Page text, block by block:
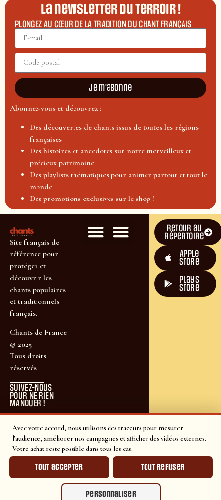
Avec votre accord, nous utilisons des traceurs pour mesurer
l'audience, améliorer nos campagnes et afficher des vidéos externes.
Votre achat reste possible dans tous les cas.
Tout accepter Tout refuser
Personnaliser
La newsletter du terroir !
PLONGEZ AU CŒUR DE LA TRADITION DU CHANT FRANÇAIS
Je m'abonne
Abonnez-vous et découvrez :
Des découvertes de chants issus de toutes les régions
françaises
Des histoires et anecdotes sur notre merveilleux et
précieux patrimoine
Des playlists thématiques pour animer partout et tout le
monde
Des promotions exclusives sur le shop !
Site français de
référence pour
protéger et
découvrir les
chants populaires
et traditionnels
français.
Chants de France
© 2025
Tous droits
réservés
SUIVEZ-NOUS
POUR NE RIEN
MANQUER !
Retour au
répertoire
Apple
Store
plays
store